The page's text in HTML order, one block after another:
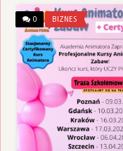
0 BIZNES